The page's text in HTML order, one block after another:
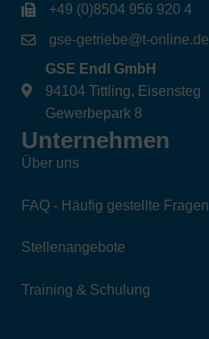
+49 (0)8504 956 920 4
gse-getriebe@t-online.de
GSE Endl GmbH
94104 Tittling, Eisensteg
Gewerbepark 8
Unternehmen
Über uns
FAQ - Häufig gestellte Fragen
Stellenangebote
Training & Schulung